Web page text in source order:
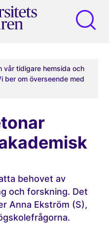
vår tidigare hemsida och
ber om överseende med
behovet av
och forskning. Det
Anna Ekström (S),